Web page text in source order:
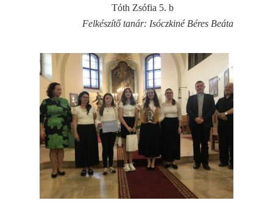
Tóth Zsófia 5. b
Felkészítő tanár: Isóczkiné Béres Beáta